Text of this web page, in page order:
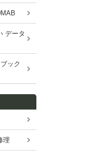
データ
ック
理